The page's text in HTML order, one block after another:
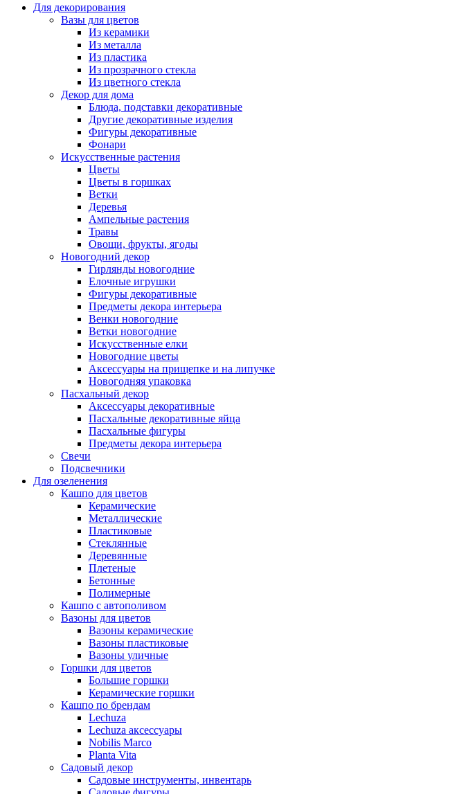
Для декорирования
Вазы для цветов
Из керамики
Из металла
Из пластика
Из прозрачного стекла
Из цветного стекла
Декор для дома
Блюда, подставки декоративные
Другие декоративные изделия
Фигуры декоративные
Фонари
Искусственные растения
Цветы
Цветы в горшках
Ветки
Деревья
Ампельные растения
Травы
Овощи, фрукты, ягоды
Новогодний декор
Гирлянды новогодние
Елочные игрушки
Фигуры декоративные
Предметы декора интерьера
Венки новогодние
Ветки новогодние
Искусственные елки
Новогодние цветы
Аксессуары на прищепке и на липучке
Новогодняя упаковка
Пасхальный декор
Аксессуары декоративные
Пасхальные декоративные яйца
Пасхальные фигуры
Предметы декора интерьера
Свечи
Подсвечники
Для озеленения
Кашпо для цветов
Керамические
Металлические
Пластиковые
Стеклянные
Деревянные
Плетеные
Бетонные
Полимерные
Кашпо с автополивом
Вазоны для цветов
Вазоны керамические
Вазоны пластиковые
Вазоны уличные
Горшки для цветов
Большие горшки
Керамические горшки
Кашпо по брендам
Lechuza
Lechuza аксессуары
Nobilis Marco
Planta Vita
Садовый декор
Садовые инструменты, инвентарь